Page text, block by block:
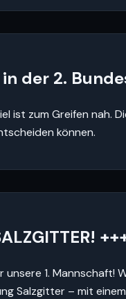
der 2.
ist zum Greifen
können.
1. Mannschaft!
Salzgitter – mit